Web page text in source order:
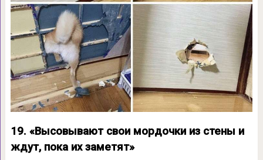
19. «Высовывают свои мордочки из стены и
ждут, пока их заметят»